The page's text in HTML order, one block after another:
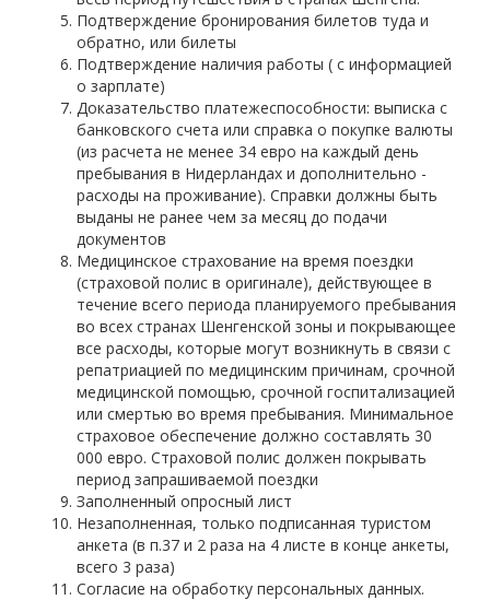
Подтверждение бронирования билетов туда и
обратно, или билеты
Подтверждение наличия работы ( с информацией
о зарплате)
Доказательство платежеспособности: выписка с
банковского счета или справка о покупке валюты
(из расчета не менее 34 евро на каждый день
пребывания в Нидерландах и дополнительно -
расходы на проживание). Справки должны быть
выданы не ранее чем за месяц до подачи
документов
Медицинское страхование на время поездки
(страховой полис в оригинале), действующее в
течение всего периода планируемого пребывания
во всех странах Шенгенской зоны и покрывающее
все расходы, которые могут возникнуть в связи с
репатриацией по медицинским причинам, срочной
медицинской помощью, срочной госпитализацией
или смертью во время пребывания. Минимальное
страховое обеспечение должно составлять 30
000 евро. Страховой полис должен покрывать
период запрашиваемой поездки
Заполненный опросный лист
Незаполненная, только подписанная туристом
анкета (в п.37 и 2 раза на 4 листе в конце анкеты,
всего 3 раза)
Согласие на обработку персональных данных.